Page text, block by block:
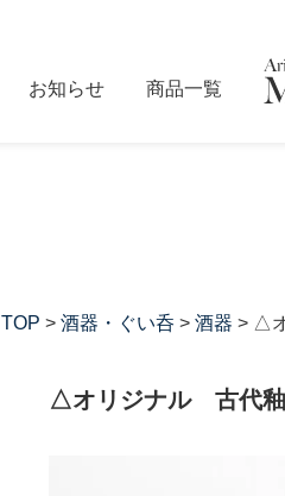
お知らせ 商品一覧
TOP > 酒器・ぐい呑 > 酒器 > △
△オリジナル 古代釉